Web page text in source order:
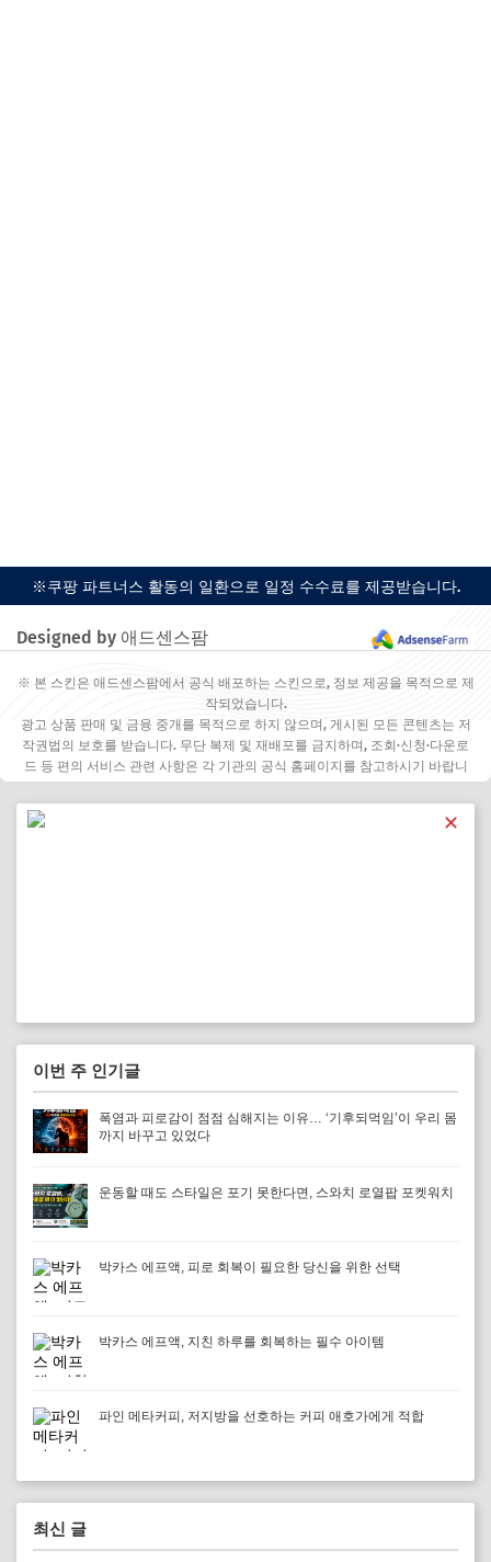
※쿠팡 파트너스 활동의 일환으로 일정 수수료를 제공받습니다.
Designed by 애드센스팜
※ 본 스킨은 애드센스팜에서 공식 배포하는 스킨으로, 정보 제공을 목적으로 제
작되었습니다.
광고 상품 판매 및 금융 중개를 목적으로 하지 않으며, 게시된 모든 콘텐츠는 저
작권법의 보호를 받습니다. 무단 복제 및 재배포를 금지하며, 조회·신청·다운로
드 등 편의 서비스 관련 사항은 각 기관의 공식 홈페이지를 참고하시기 바랍니
✕
이번 주 인기글
폭염과 피로감이 점점 심해지는 이유… ‘기후되먹임’이 우리 몸
까지 바꾸고 있었다
운동할 때도 스타일은 포기 못한다면, 스와치 로열팝 포켓워치
박카스 에프액, 피로 회복이 필요한 당신을 위한 선택
박카스 에프액, 지친 하루를 회복하는 필수 아이템
파인 메타커피, 저지방을 선호하는 커피 애호가에게 적합
최신 글